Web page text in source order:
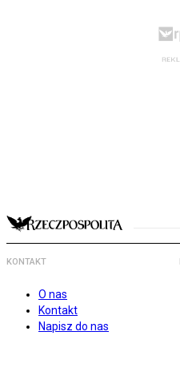
KONTAKT
O nas
Kontakt
Napisz do nas